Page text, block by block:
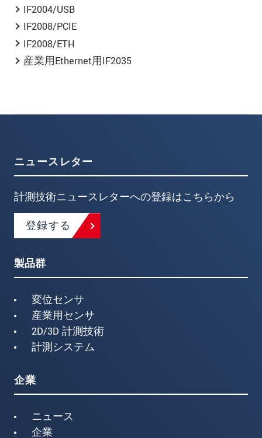
IF2004/USB
IF2008/PCIE
IF2008/ETH
産業用Ethernet用IF2035
ニュースレター
計測技術ニュースレターへの登録はこちらから
登録する
製品群
変位センサ
産業用センサ
2D/3D 計測技術
計測システム
企業
ニュース
企業